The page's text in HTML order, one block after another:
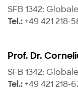
SFB 1342:
Tel.: +49 421 218-
Prof. Dr.
SFB 1342:
Tel.: +49 421 218-